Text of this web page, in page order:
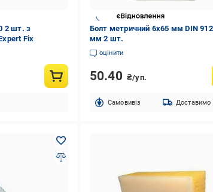
2 шт. з
Fix
Болт метричний 6x65 мм DIN
мм 2 шт.
оцінити
50.40 ₴/уп.
Cамовивіз Доставимо